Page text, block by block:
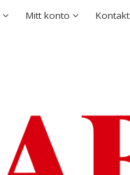
Mitt konto Kontakt